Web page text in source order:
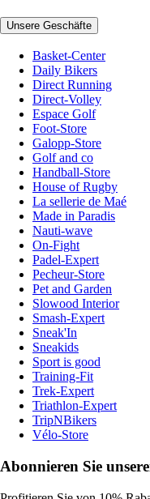
Unsere Geschäfte
Basket-Center
Daily Bikers
Direct Running
Direct-Volley
Espace Golf
Foot-Store
Galopp-Store
Golf and co
Handball-Store
House of Rugby
La sellerie de Maé
Made in Paradis
Nauti-wave
On-Fight
Padel-Expert
Pecheur-Store
Pet and Garden
Slowood Interior
Smash-Expert
Sneak'In
Sneakids
Sport is good
Training-Fit
Trek-Expert
Triathlon-Expert
TripNBikers
Vélo-Store
Abonnieren Sie